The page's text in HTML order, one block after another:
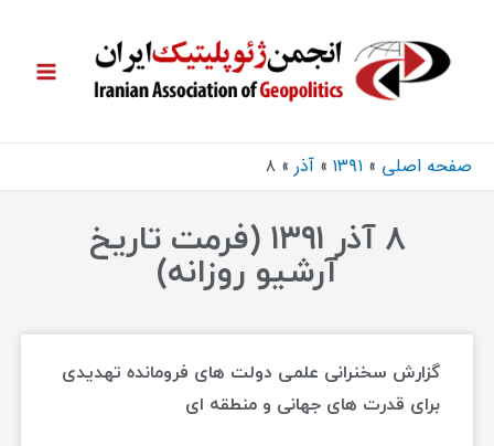
صفحه اصلی ۱۳۹۱ آذر ۸
۸ آذر ۱۳۹۱ (فرمت تاریخ
آرشیو روزانه)
گزارش سخنرانی علمی دولت های فرومانده تهدیدی
برای قدرت های جهانی و منطقه ای